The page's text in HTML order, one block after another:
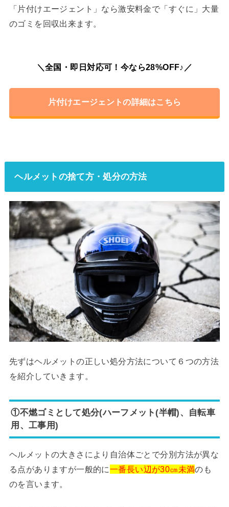
「片付けエージェント」なら激安料金で「すぐに」大量
のゴミを回収出来ます。
＼全国・即日対応可！今なら28%OFF♪／
片付けエージェントの詳細はこちら
ヘルメットの捨て方・処分の方法
先ずはヘルメットの正しい処分方法について６つの方法
を紹介していきます。
①不燃ゴミとして処分(ハーフメット(半帽)、自転車
用、工事用)
ヘルメットの大きさにより自治体ごとで分別方法が異な
る点がありますが一般的に一番長い辺が30㎝未満のも
のを言います。